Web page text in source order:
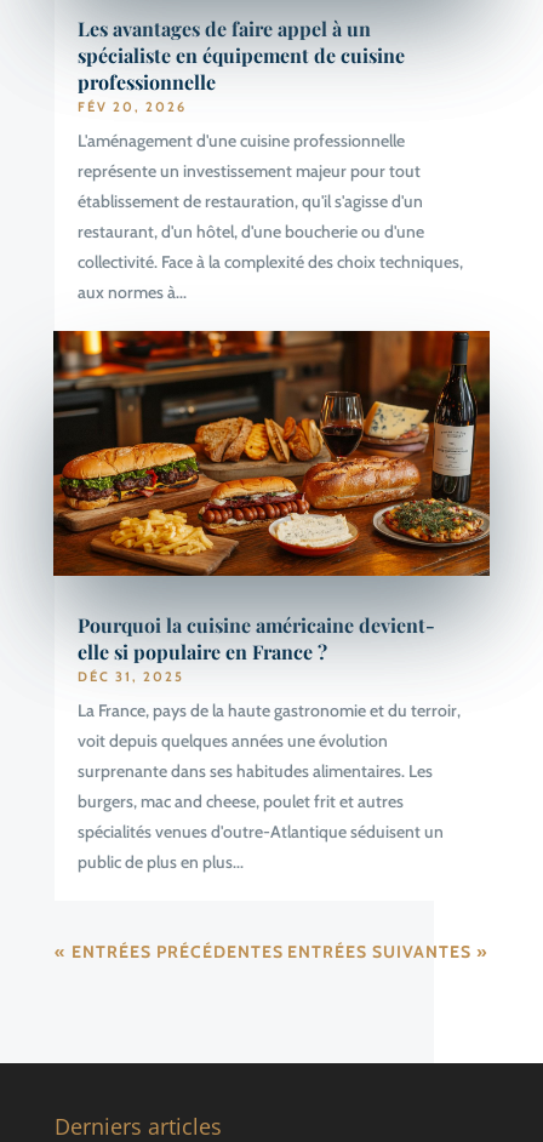
Les avantages de faire appel à un
spécialiste en équipement de cuisine
professionnelle
FÉV 20, 2026
L'aménagement d'une cuisine professionnelle
représente un investissement majeur pour tout
établissement de restauration, qu'il s'agisse d'un
restaurant, d'un hôtel, d'une boucherie ou d'une
collectivité. Face à la complexité des choix techniques,
aux normes à...
Pourquoi la cuisine américaine devient-
elle si populaire en France ?
DÉC 31, 2025
La France, pays de la haute gastronomie et du terroir,
voit depuis quelques années une évolution
surprenante dans ses habitudes alimentaires. Les
burgers, mac and cheese, poulet frit et autres
spécialités venues d'outre-Atlantique séduisent un
public de plus en plus...
« ENTRÉES PRÉCÉDENTES ENTRÉES SUIVANTES »
Derniers articles